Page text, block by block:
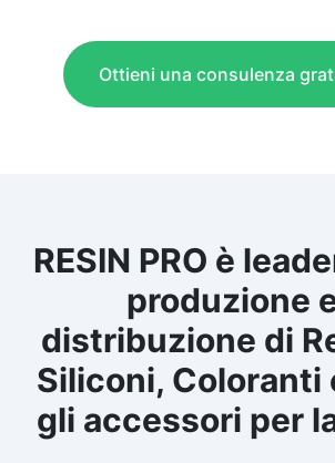
Ottieni una consulenza
RESIN PRO è
produzione
distribuzione di
Siliconi, Coloranti
gli accessori per